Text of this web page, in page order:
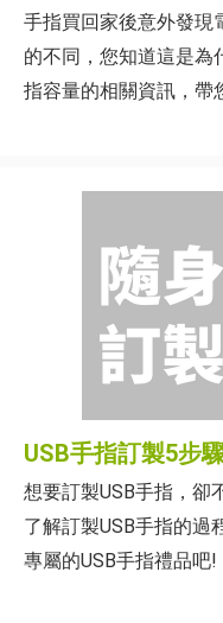
手指買回家後意外發現
的不同，您知道這是為
指容量的相關資訊，帶
USB手指訂製5步
想要訂製USB手指，卻
了解訂製USB手指的過
專屬的USB手指禮品吧!